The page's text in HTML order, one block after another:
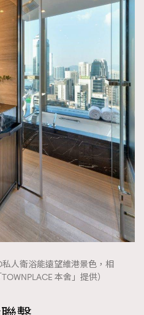
私人衛浴能遠望維港景色，相
本舍」提供）